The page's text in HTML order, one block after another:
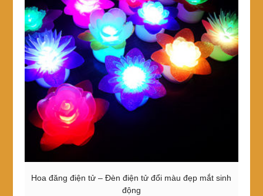
Hoa đăng điện tử – Đèn điện tử đổi màu đẹp mắt sinh
động